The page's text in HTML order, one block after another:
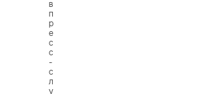
в
п
р
е
с
с
-
с
л
у